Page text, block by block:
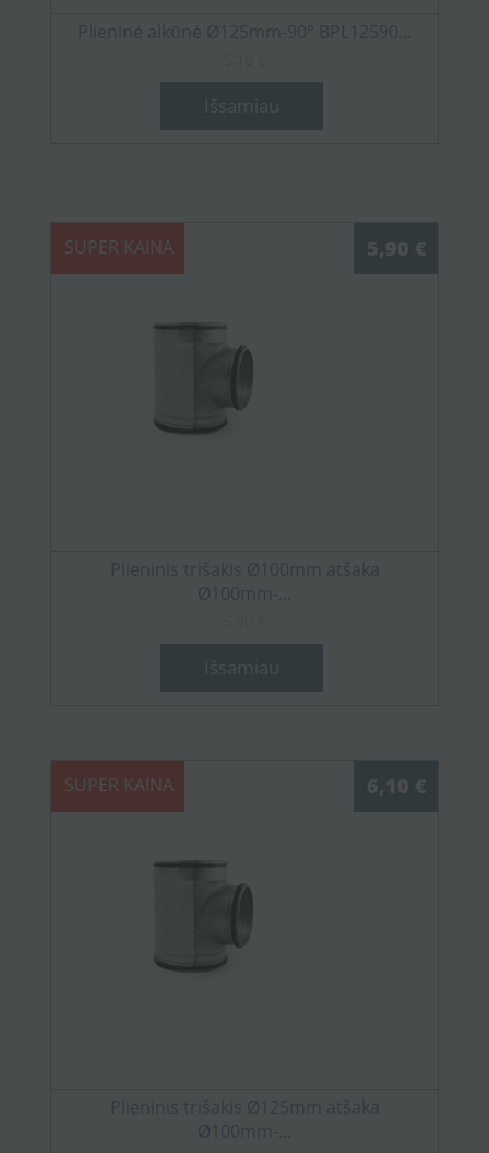
Plieninė alkūnė Ø125mm-90° BPL12590...
Išsamiau
SUPER KAINA 5,90 €
Plieninis trišakis Ø100mm atšaka
Ø100mm-...
Išsamiau
SUPER KAINA 6,10 €
Plieninis trišakis Ø125mm atšaka
Ø100mm-...